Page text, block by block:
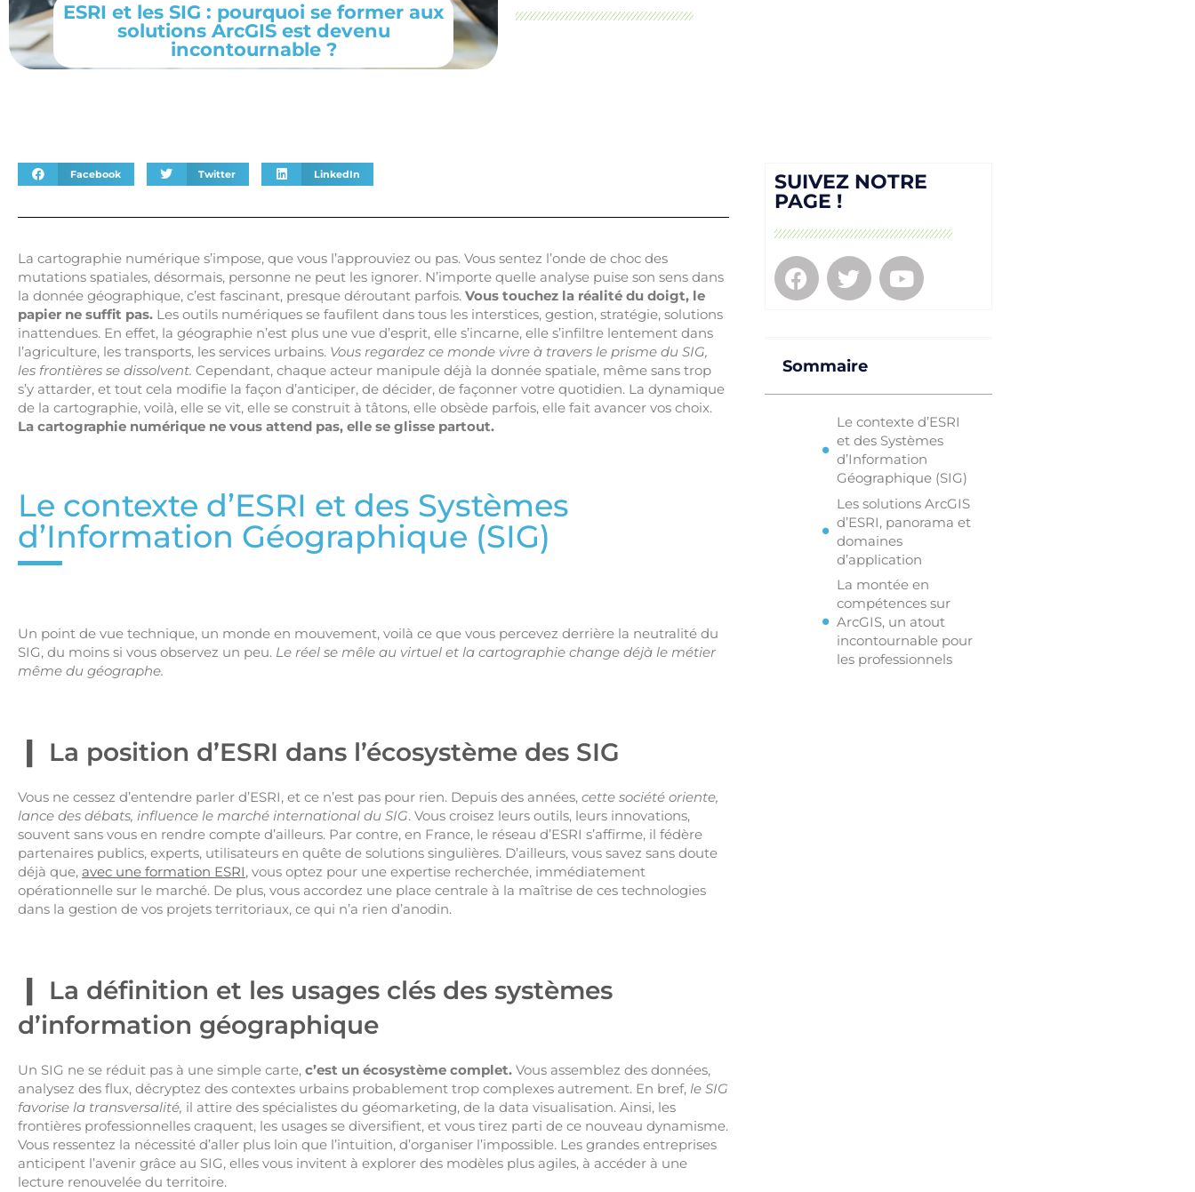
ESRI et les SIG : pourquoi se former aux
solutions ArcGIS est devenu
incontournable ?
Facebook Twitter LinkedIn
La cartographie numérique s’impose, que vous l’approuviez ou pas. Vous sentez l’onde de choc des
mutations spatiales, désormais, personne ne peut les ignorer. N’importe quelle analyse puise son sens dans
la donnée géographique, c’est fascinant, presque déroutant parfois. Vous touchez la réalité du doigt, le
papier ne suffit pas. Les outils numériques se faufilent dans tous les interstices, gestion, stratégie, solutions
inattendues. En effet, la géographie n’est plus une vue d’esprit, elle s’incarne, elle s’infiltre lentement dans
l’agriculture, les transports, les services urbains. Vous regardez ce monde vivre à travers le prisme du SIG,
les frontières se dissolvent. Cependant, chaque acteur manipule déjà la donnée spatiale, même sans trop
s’y attarder, et tout cela modifie la façon d’anticiper, de décider, de façonner votre quotidien. La dynamique
de la cartographie, voilà, elle se vit, elle se construit à tâtons, elle obsède parfois, elle fait avancer vos choix.
La cartographie numérique ne vous attend pas, elle se glisse partout.
Le contexte d’ESRI et des Systèmes
d’Information Géographique (SIG)
Un point de vue technique, un monde en mouvement, voilà ce que vous percevez derrière la neutralité du
SIG, du moins si vous observez un peu. Le réel se mêle au virtuel et la cartographie change déjà le métier
même du géographe.
La position d’ESRI dans l’écosystème des SIG
Vous ne cessez d’entendre parler d’ESRI, et ce n’est pas pour rien. Depuis des années, cette société oriente,
lance des débats, influence le marché international du SIG. Vous croisez leurs outils, leurs innovations,
souvent sans vous en rendre compte d’ailleurs. Par contre, en France, le réseau d’ESRI s’affirme, il fédère
partenaires publics, experts, utilisateurs en quête de solutions singulières. D’ailleurs, vous savez sans doute
déjà que, avec une formation ESRI, vous optez pour une expertise recherchée, immédiatement
opérationnelle sur le marché. De plus, vous accordez une place centrale à la maîtrise de ces technologies
dans la gestion de vos projets territoriaux, ce qui n’a rien d’anodin.
La définition et les usages clés des systèmes
d’information géographique
Un SIG ne se réduit pas à une simple carte, c’est un écosystème complet. Vous assemblez des données,
analysez des flux, décryptez des contextes urbains probablement trop complexes autrement. En bref, le SIG
favorise la transversalité, il attire des spécialistes du géomarketing, de la data visualisation. Ainsi, les
frontières professionnelles craquent, les usages se diversifient, et vous tirez parti de ce nouveau dynamisme.
Vous ressentez la nécessité d’aller plus loin que l’intuition, d’organiser l’impossible. Les grandes entreprises
anticipent l’avenir grâce au SIG, elles vous invitent à explorer des modèles plus agiles, à accéder à une
lecture renouvelée du territoire.
SUIVEZ NOTRE
PAGE !
Sommaire
Le contexte d’ESRI
et des Systèmes
d’Information
Géographique (SIG)
Les solutions ArcGIS
d’ESRI, panorama et
domaines
d’application
La montée en
compétences sur
ArcGIS, un atout
incontournable pour
les professionnels